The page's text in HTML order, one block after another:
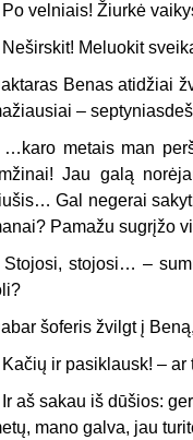
velniais! Žiurkė
Meluokit
Benas atidžiai
–
…karo metais man
Jau galą
Gal negerai
Pamažu sugrįžo
Stojosi, stojosi… –
šoferis žvilgt į
ir pasiklausk! –
aš sakau iš dūšios:
mano galva, jau